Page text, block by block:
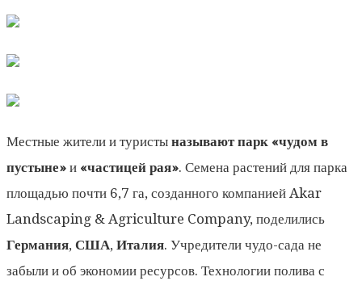
Местные жители и туристы называют парк «чудом в
пустыне» и «частицей рая». Семена растений для парка
площадью почти 6,7 га, созданного компанией Akar
Landscaping & Agriculture Company, поделились
Германия, США, Италия. Учредители чудо-сада не
забыли и об экономии ресурсов. Технологии полива с